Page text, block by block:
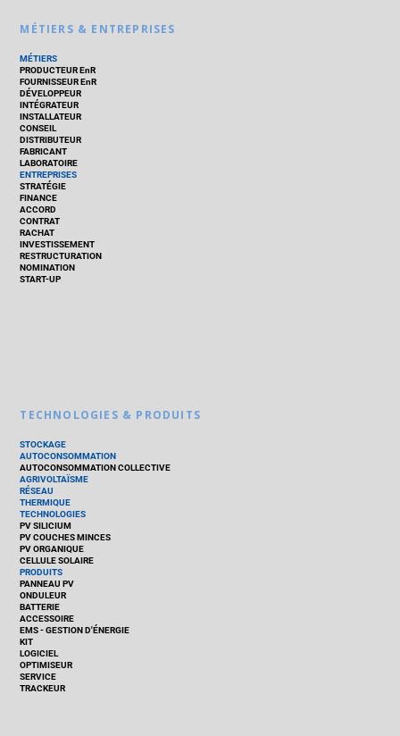
MÉTIERS & ENTREPRISES
MÉTIERS
PRODUCTEUR EnR
FOURNISSEUR EnR
DÉVELOPPEUR
INTÉGRATEUR
INSTALLATEUR
CONSEIL
DISTRIBUTEUR
FABRICANT
LABORATOIRE
ENTREPRISES
STRATÉGIE
FINANCE
ACCORD
CONTRAT
RACHAT
INVESTISSEMENT
RESTRUCTURATION
NOMINATION
START-UP
TECHNOLOGIES & PRODUITS
STOCKAGE
AUTOCONSOMMATION
AUTOCONSOMMATION COLLECTIVE
AGRIVOLTAÏSME
RÉSEAU
THERMIQUE
TECHNOLOGIES
PV SILICIUM
PV COUCHES MINCES
PV ORGANIQUE
CELLULE SOLAIRE
PRODUITS
PANNEAU PV
ONDULEUR
BATTERIE
ACCESSOIRE
EMS - GESTION D'ÉNERGIE
KIT
LOGICIEL
OPTIMISEUR
SERVICE
TRACKEUR